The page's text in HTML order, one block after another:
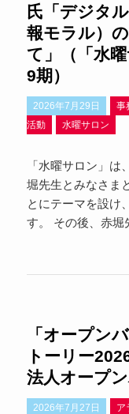
氏「デジタ
報モラル）
て」（「水
9期）
2026年7月29日 事
活動
水曜サロン
「水曜サロン」
堀先生とみなさま
とにテーマを設け
す。 その後、赤
「オープン
トーリー
法人オープ
2026年7月27日 ア